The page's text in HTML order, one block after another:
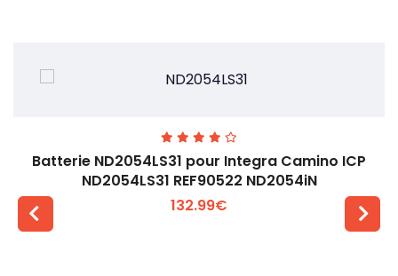
Batterie ND2054LS31 pour Integra Camino ICP
ND2054LS31 REF90522 ND2054iN
132.99€